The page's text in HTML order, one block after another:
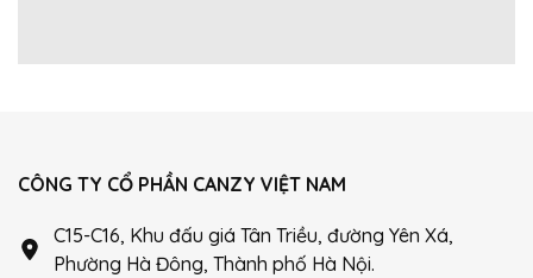
CÔNG TY CỔ PHẦN CANZY VIỆT NAM
C15-C16, Khu đấu giá Tân Triều, đường Yên Xá,
Phường Hà Đông, Thành phố Hà Nội.